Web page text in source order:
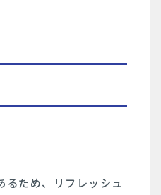
るため、リフレッシュ